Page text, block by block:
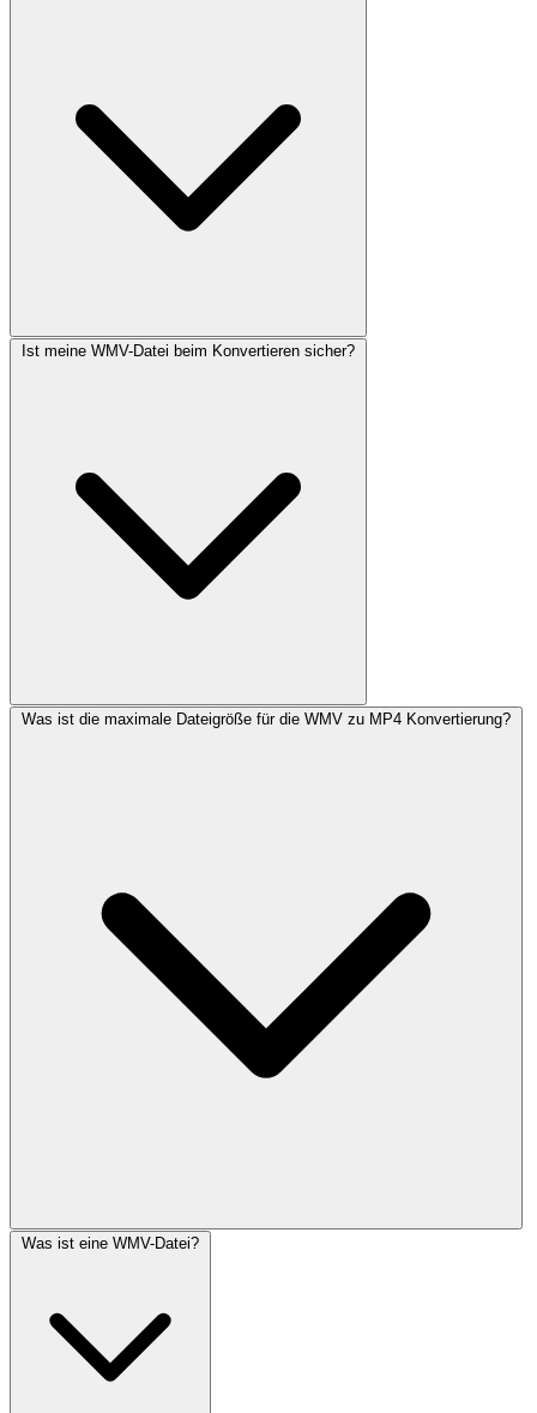
Ist meine WMV-Datei beim Konvertieren sicher?
Was ist die maximale Dateigröße für die WMV zu MP4 Konvertierung?
Was ist eine WMV-Datei?